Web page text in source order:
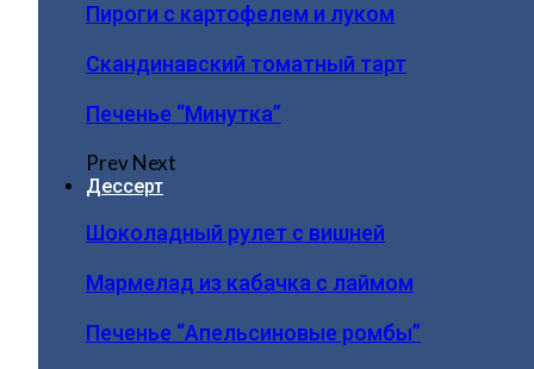
Пироги c картофелем и луком
Скандинавский томатный тарт
Печенье “Минутка”
PrevNext
Дессерт
Шоколадный рулет с вишней
Мармелад из кабачка с лаймом
Печенье “Апельсиновые ромбы”